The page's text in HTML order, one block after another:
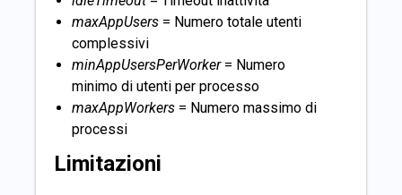
maxAppUsers = Numero totale utenti
complessivi
minAppUsersPerWorker= Numero
minimo di utenti per processo
maxAppWorkers = Numero massimo di
processi
Limitazioni